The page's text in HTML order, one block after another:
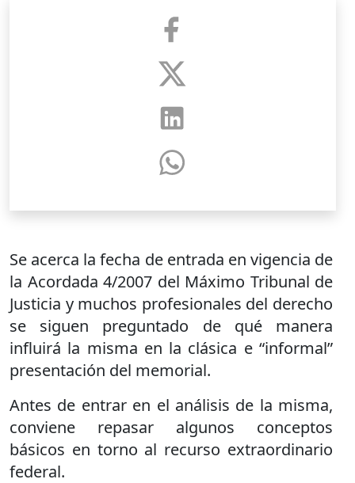
Se acerca la fecha de entrada en vigencia de
la Acordada 4/2007 del Máximo Tribunal de
Justicia y muchos profesionales del derecho
se siguen preguntado de qué manera
influirá la misma en la clásica e “informal”
presentación del memorial.
Antes de entrar en el análisis de la misma,
conviene repasar algunos conceptos
básicos en torno al recurso extraordinario
federal.